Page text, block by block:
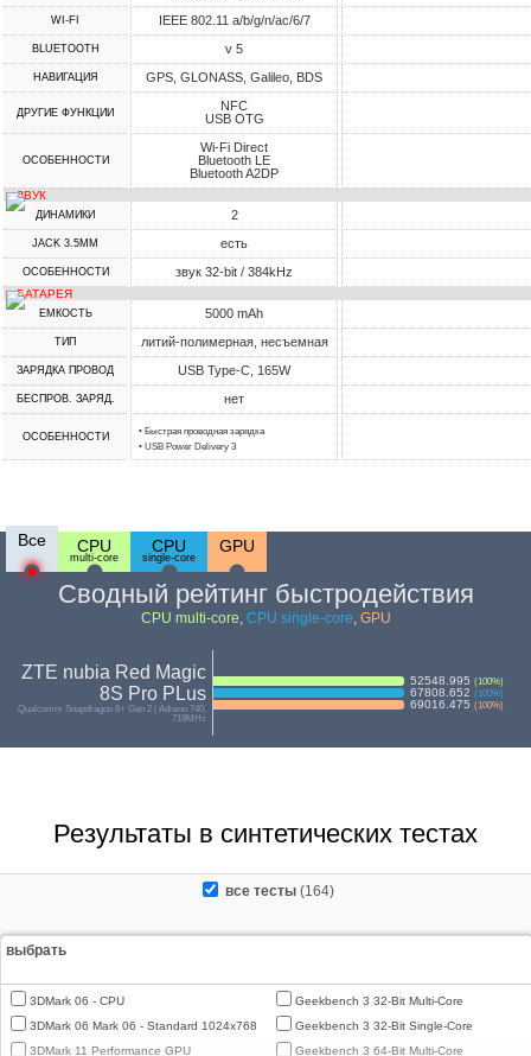
WI-FI IEEE 802.11 a/b/g/n/ac/6/7
BLUETOOTH v 5
НАВИГАЦИЯ GPS, GLONASS, Galileo, BDS
ДРУГИЕ ФУНКЦИИ
NFC
USB OTG
ОСОБЕННОСТИ
Wi-Fi Direct
Bluetooth LE
Bluetooth A2DP
ЗВУК
ДИНАМИКИ 2
JACK 3.5MM есть
ОСОБЕННОСТИ звук 32-bit / 384kHz
БАТАРЕЯ
ЕМКОСТЬ 5000 mAh
ТИП литий-полимерная, несъемная
ЗАРЯДКА ПРОВОД USB Type-C, 165W
БЕСПРОВ. ЗАРЯД. нет
ОСОБЕННОСТИ
• Быстрая проводная зарядка
• USB Power Delivery 3
Все CPU
multi-core
CPU
single-core
GPU
Сводный рейтинг быстродействия
CPU multi-core, CPU single-core, GPU
ZTE nubia Red Magic
8S Pro PLus
Qualcomm Snapdragon 8+ Gen 2 | Adreno 740,
719MHz
52548.995 (100%)
67808.652 (100%)
69016.475 (100%)
Результаты в синтетических тестах
все тесты(164)
выбрать
3DMark 06 - CPU
3DMark 06 Mark 06 - Standard 1024x768
3DMark 11 Performance GPU
Geekbench 3 32-Bit Multi-Core
Geekbench 3 32-Bit Single-Core
Geekbench 3 64-Bit Multi-Core